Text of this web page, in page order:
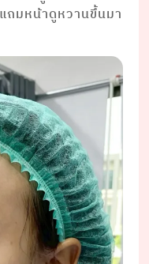
ถมหน้าดูหวานขึ้นมา